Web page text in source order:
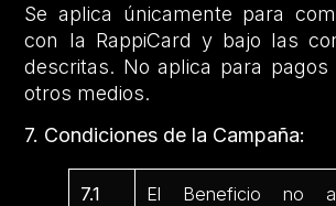
Se aplica únicamente para
con la RappiCard y bajo las
descritas. No aplica para pagos
otros medios.
7. Condiciones de la Campaña:
7.1
El Beneficio no